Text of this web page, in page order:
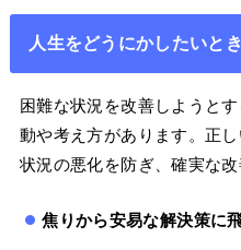
人生をどうにかしたいと
困難な状況を改善しようと
動や考え方があります。正
状況の悪化を防ぎ、確実な改
焦りから安易な解決策に